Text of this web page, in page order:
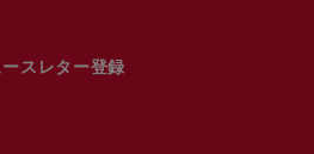
スレター登録